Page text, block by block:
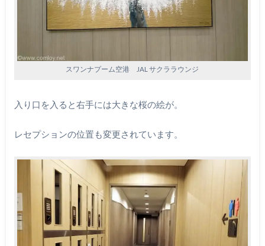
スワンナプーム空港 JAL サクララウンジ
入り口を入ると右手には大きな桜の絵が。
レセプションの位置も変更されています。